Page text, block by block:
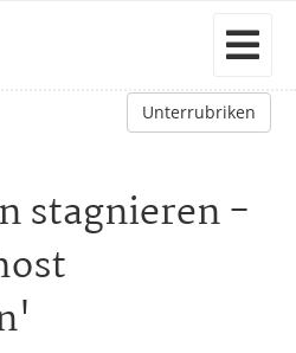
Unterrubriken
stagnieren -